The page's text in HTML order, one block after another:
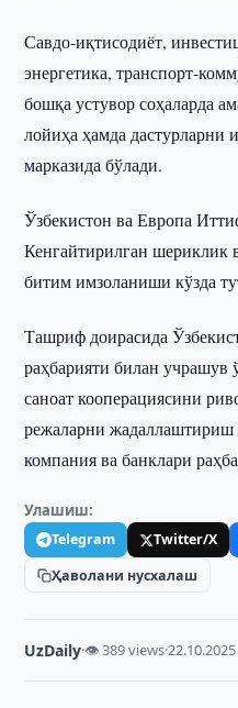
Савдо-иқтисодиёт,
энергетика, транспорт-
бошқа устувор соҳаларда
лойиҳа ҳамда дастурларни
марказида бўлади.
Ўзбекистон ва Европа
Кенгайтирилган шериклик
битим имзоланиши кўзда
Ташриф доирасида
раҳбарияти билан учрашув
саноат кооперациясини
режаларни жадаллаштириш
компания ва банклари
Улашиш:
Telegram Twitter/X
Ҳаволани нусхалаш
UzDaily·👁 389 views·22.10.2025